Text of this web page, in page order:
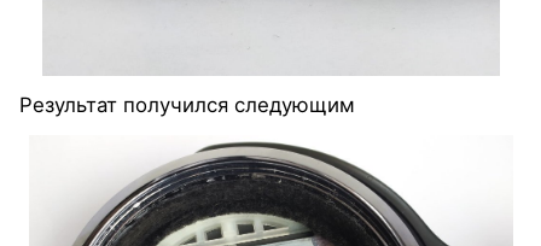
Результат получился следующим